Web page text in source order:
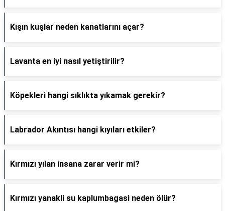
Kışın kuşlar neden kanatlarını açar?
Lavanta en iyi nasıl yetiştirilir?
Köpekleri hangi sıklıkta yıkamak gerekir?
Labrador Akıntısı hangi kıyıları etkiler?
Kırmızı yılan insana zarar verir mi?
Kırmızı yanakli su kaplumbagasi neden ölür?